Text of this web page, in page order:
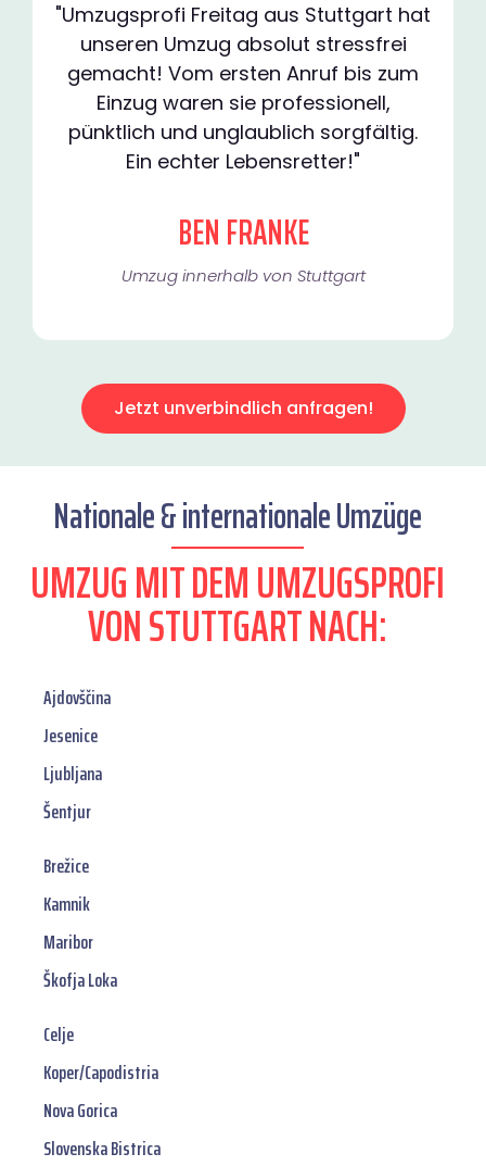
"Umzugsprofi Freitag aus Stuttgart hat
unseren Umzug absolut stressfrei
gemacht! Vom ersten Anruf bis zum
Einzug waren sie professionell,
pünktlich und unglaublich sorgfältig.
Ein echter Lebensretter!"
BEN FRANKE
Umzug innerhalb von Stuttgart​
Jetzt unverbindlich anfragen!
Nationale & internationale Umzüge
UMZUG MIT DEM UMZUGSPROFI
VON STUTTGART NACH:
Ajdovščina
Jesenice
Ljubljana
Šentjur
Brežice
Kamnik
Maribor
Škofja Loka
Celje
Koper/Capodistria
Nova Gorica
Slovenska Bistrica